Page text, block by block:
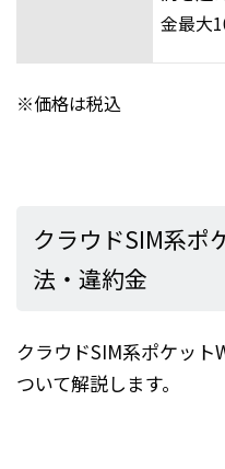
金最大
※価格は税込
クラウドSIM系ポ
法・違約金
クラウドSIM系ポケッ
ついて解説します。